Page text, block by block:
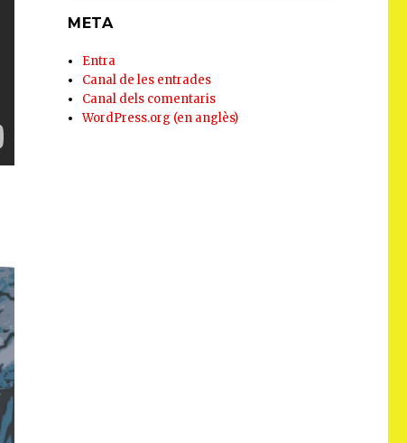
META
Entra
Canal de les entrades
Canal dels comentaris
WordPress.org (en anglès)